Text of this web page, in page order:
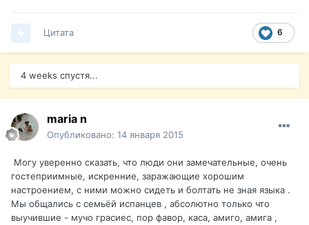
6
Цитата
4 weeks спустя...
maria n
Опубликовано: 14 января 2015
Могу уверенно сказать, что люди они замечательные, очень
гостеприимные, искренние, заражающие хорошим
настроением, с ними можно сидеть и болтать не зная языка .
Мы общались с семьёй испанцев , абсолютно только что
выучившие - мучо грасиес, пор фавор, каса, амиго, амига ,